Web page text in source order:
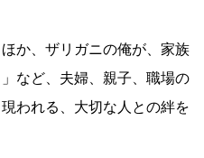
か、ザリガニの俺が、家族
など、夫婦、親子、職場の
われる、大切な人との絆を